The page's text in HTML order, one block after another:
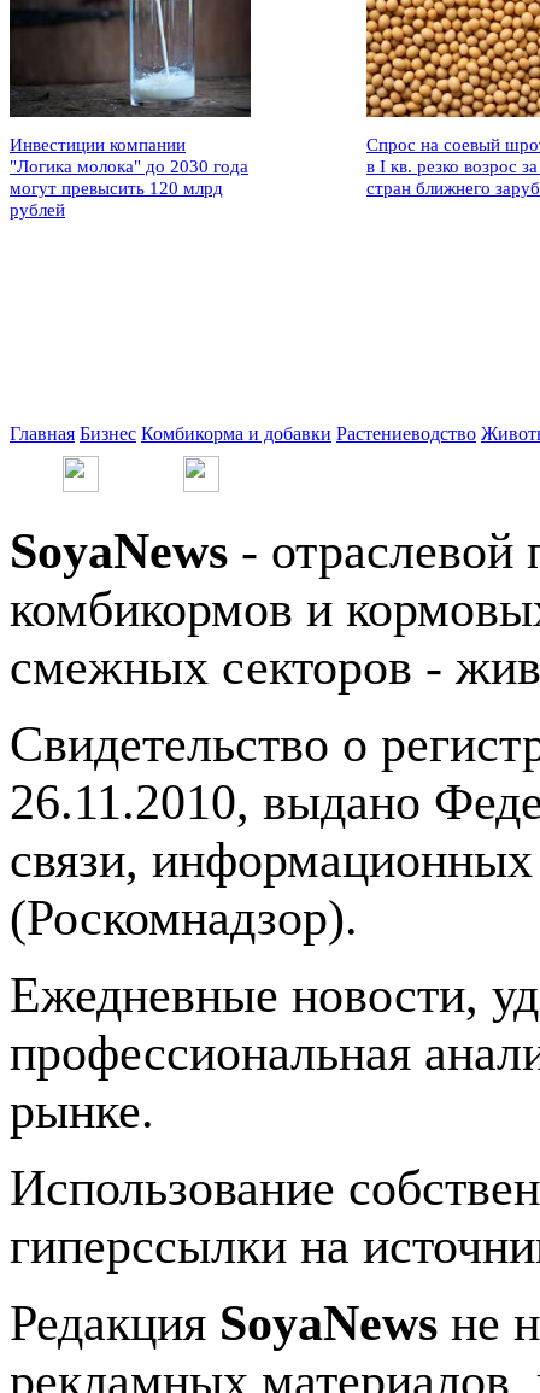
Инвестиции компании
"Логика молока" до 2030 года
могут превысить 120 млрд
рублей
Спрос на соевый
в I кв. резко возрос
стран ближнего
Главная Бизнес Комбикорма и добавки Растениеводство
SoyaNews - отраслевой
комбикормов и
смежных секторов -
Свидетельство о
26.11.2010, выдано
связи,
(Роскомнадзор).
Ежедневные новости,
профессиональная
рынке.
Использование
гиперссылки на
Редакция SoyaNews не
рекламных